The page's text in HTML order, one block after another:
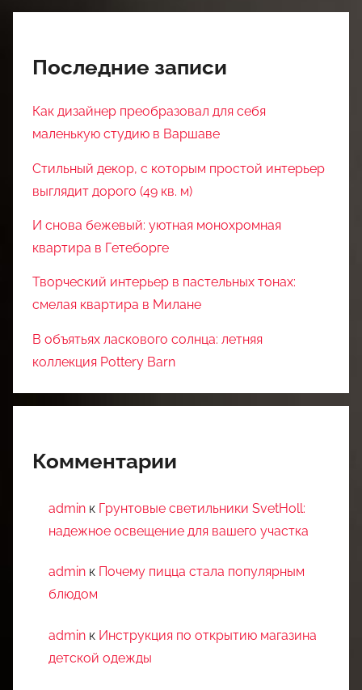
Последние записи
Как дизайнер преобразовал для себя
маленькую студию в Варшаве
Стильный декор, с которым простой интерьер
выглядит дорого (49 кв. м)
И снова бежевый: уютная монохромная
квартира в Гетеборге
Творческий интерьер в пастельных тонах:
смелая квартира в Милане
В объятьях ласкового солнца: летняя
коллекция Pottery Barn
Комментарии
admin к Грунтовые светильники SvetHoll:
надежное освещение для вашего участка
admin к Почему пицца стала популярным
блюдом
admin к Инструкция по открытию магазина
детской одежды